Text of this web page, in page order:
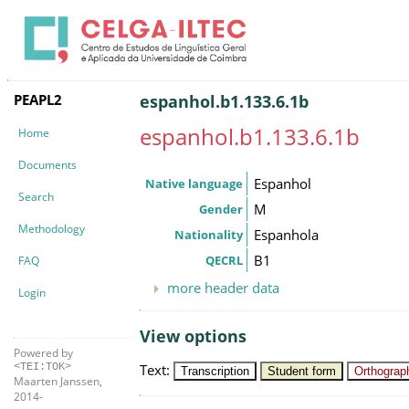
PEAPL2
Home
Documents
Search
Methodology
FAQ
Login
Powered by
<TEI:TOK>
Maarten Janssen,
2014-
espanhol.b1.133.6.1b
espanhol.b1.133.6.1b
Native language Espanhol
Gender M
Nationality Espanhola
QECRL
B1
more header data
View options
Text: Transcription Student form